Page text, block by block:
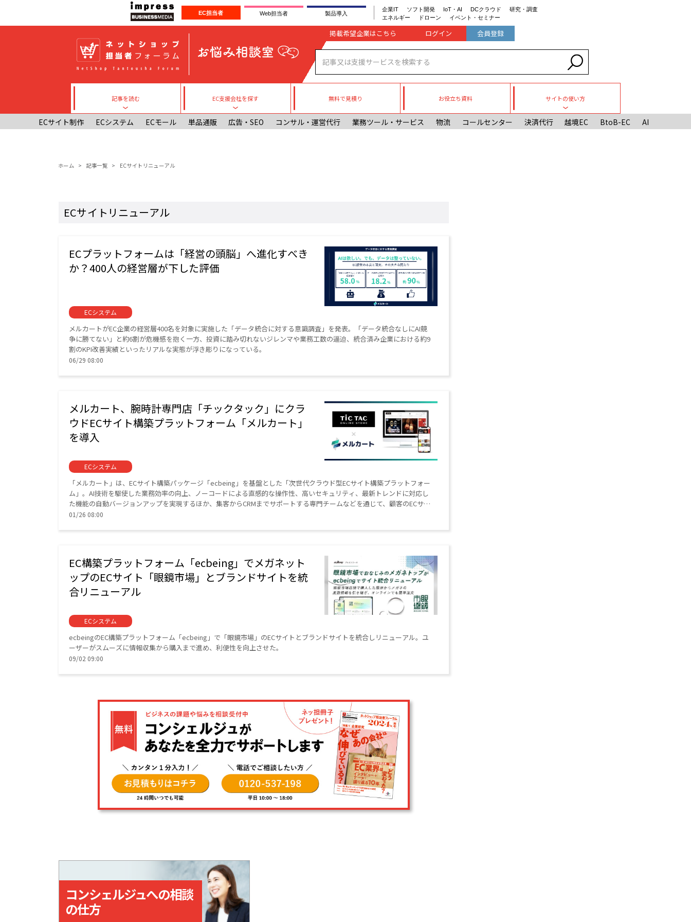
EC担当者 Web担当者 製品導入
企業IT ソフト開発 IoT・AI DCクラウド
研究・調査
エネルギー
ドローン イベント・セミナー
Company register
掲載希望企業はこちら 会員登録
記事を読む
Toggle submenu
EC支援会社を探す
Toggle submenu
無料で見積り お役立ち資料
サイトの使い方
Toggle submenu
ECサイト制作 ECシステム ECモール 単品通販 広告・SEO コンサル・運営代行 業務ツール・サービス 物流 コールセンター 決済代行 越境EC BtoB-EC AI
パンくず
ホーム 記事一覧 ECサイトリニューアル
ECサイトリニューアル
ECプラットフォームは「経営の頭脳」へ進化すべき
か？400人の経営層が下した評価
ECシステム
メルカートがEC企業の経営層400名を対象に実施した「データ統合に対する意識調査」を発表。「データ統合なしにAI競
争に勝てない」と約6割が危機感を抱く一方、投資に踏み切れないジレンマや業務工数の逼迫、統合済み企業における約9
割のKPI改善実績といったリアルな実態が浮き彫りになっている。
06/29 08:00
メルカート、腕時計専門店「チックタック」にクラ
ウドECサイト構築プラットフォーム「メルカート」
を導入
ECシステム
「メルカート」は、ECサイト構築パッケージ「ecbeing」を基盤とした「次世代クラウド型ECサイト構築プラットフォー
ム」。AI技術を駆使した業務効率の向上、ノーコードによる直感的な操作性、高いセキュリティ、最新トレンドに対応し
た機能の自動バージョンアップを実現するほか、集客からCRMまでサポートする専門チームなどを通じて、顧客のECサイ
トにおける課題を解決している。
01/26 08:00
EC構築プラットフォーム「ecbeing」でメガネット
ップのECサイト「眼鏡市場」とブランドサイトを統
合リニューアル
ECシステム
ecbeingのEC構築プラットフォーム「ecbeing」で「眼鏡市場」のECサイトとブランドサイトを統合しリニューアル。ユ
ーザーがスムーズに情報収集から購入まで進め、利便性を向上させた。
09/02 09:00
コンシェルジュへの相談
の仕方